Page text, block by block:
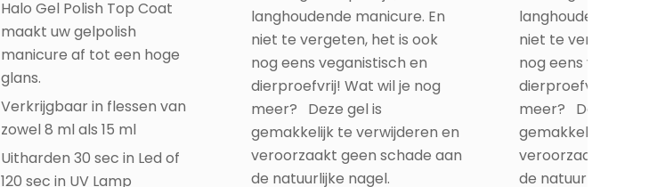
Halo Gel Polish Top Coat
maakt uw gelpolish
manicure af tot een hoge
glans.
Verkrijgbaar in flessen van
zowel 8 ml als 15 ml
Uitharden 30 sec in Led of
120 sec in UV Lamp
langhoudende manicure. En
niet te vergeten, het is ook
nog eens veganistisch en
dierproefvrij! Wat wil je nog
meer? Deze gel is
gemakkelijk te verwijderen en
veroorzaakt geen schade aan
de natuurlijke nagel.
langhoudende
niet te vergeten, het
nog eens
dierproefvrij! Wat
meer? Deze gel is
gemakkelijk te
veroorzaakt geen
de natuurlijke nagel.